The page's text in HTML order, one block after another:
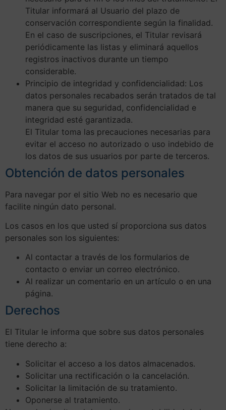
Titular informará al Usuario del plazo de
conservación correspondiente según la finalidad.
En el caso de suscripciones, el Titular revisará
periódicamente las listas y eliminará aquellos
registros inactivos durante un tiempo
considerable.
Principio de integridad y confidencialidad: Los
datos personales recabados serán tratados de tal
manera que su seguridad, confidencialidad e
integridad esté garantizada.
El Titular toma las precauciones necesarias para
evitar el acceso no autorizado o uso indebido de
los datos de sus usuarios por parte de terceros.
Obtención de datos personales
Para navegar por el sitio Web no es necesario que
facilite ningún dato personal.
Los casos en los que usted sí proporciona sus datos
personales son los siguientes:
Al contactar a través de los formularios de
contacto o enviar un correo electrónico.
Al realizar un comentario en un artículo o en una
página.
Derechos
El Titular le informa que sobre sus datos personales
tiene derecho a:
Solicitar el acceso a los datos almacenados.
Solicitar una rectificación o la cancelación.
Solicitar la limitación de su tratamiento.
Oponerse al tratamiento.